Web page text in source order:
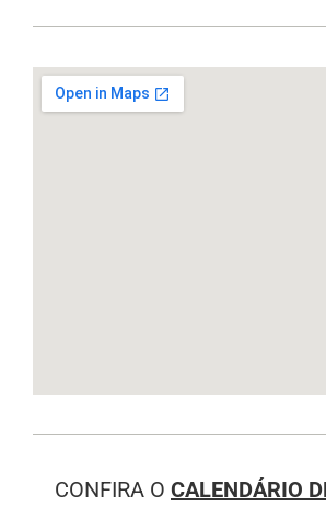
CONFIRA O CALENDÁRIO